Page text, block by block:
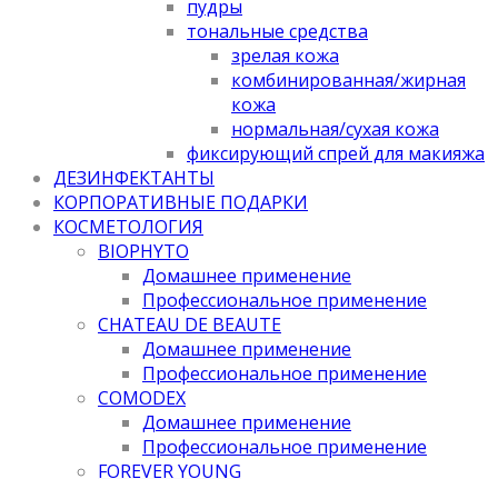
пудры
тональные средства
зрелая кожа
комбинированная/жирная
кожа
нормальная/cухая кожа
фиксирующий спрей для макияжа
ДЕЗИНФЕКТАНТЫ
КОРПОРАТИВНЫЕ ПОДАРКИ
КОСМЕТОЛОГИЯ
BIOPHYTO
Домашнее применение
Профессиональное применение
CHATEAU DE BEAUTE
Домашнее применение
Профессиональное применение
COMODEX
Домашнее применение
Профессиональное применение
FOREVER YOUNG